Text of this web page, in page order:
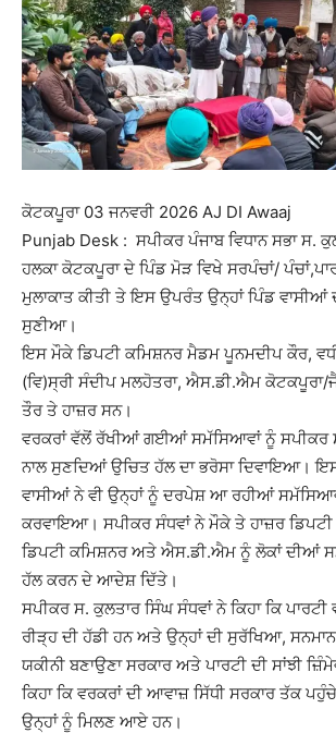
ਕੋਟਕਪੂਰਾ 03 ਜਨਵਰੀ 2026 AJ DI Awaaj
Punjab Desk : ਸਪੀਕਰ ਪੰਜਾਬ ਵਿਧਾਨ ਸਭਾ ਸ.
ਹਲਕਾ ਕੋਟਕਪੂਰਾ ਦੇ ਪਿੰਡ ਮੋੜ ਵਿਖੇ ਸਰਪੰਚਾਂ/
ਮੁਲਾਕਾਤ ਕੀਤੀ ਤੇ ਇਸ ਉਪਰੰਤ ਉਨ੍ਹਾਂ ਪਿੰਡ ਵਾਸੀਆਂ
ਸੁਣੀਆ।
ਇਸ ਮੌਕੇ ਡਿਪਟੀ ਕਮਿਸ਼ਨਰ ਮੈਡਮ ਪੂਨਮਦੀਪ ਕੌਰ,
(ਵਿ)ਸ੍ਰੀ ਸੰਦੀਪ ਮਲਹੋਤਰਾ, ਐਸ.ਡੀ.ਐਮ ਕੋਟਕਪੂਰਾ/
ਤੌਰ ਤੇ ਹਾਜ਼ਰ ਸਨ।
ਵਰਕਰਾਂ ਵੱਲੋਂ ਰੱਖੀਆਂ ਗਈਆਂ ਸਮੱਸਿਆਵਾਂ ਨੂੰ ਸਪੀਕਰ
ਨਾਲ ਸੁਣਦਿਆਂ ਉਚਿਤ ਹੱਲ ਦਾ ਭਰੋਸਾ ਦਿਵਾਇਆ।
ਵਾਸੀਆਂ ਨੇ ਵੀ ਉਨ੍ਹਾਂ ਨੂੰ ਦਰਪੇਸ਼ ਆ ਰਹੀਆਂ
ਕਰਵਾਇਆ। ਸਪੀਕਰ ਸੰਧਵਾਂ ਨੇ ਮੌਕੇ ਤੇ ਹਾਜ਼ਰ
ਡਿਪਟੀ ਕਮਿਸ਼ਨਰ ਅਤੇ ਐਸ.ਡੀ.ਐਮ ਨੂੰ ਲੋਕਾਂ ਦੀਆਂ
ਹੱਲ ਕਰਨ ਦੇ ਆਦੇਸ਼ ਦਿੱਤੇ।
ਸਪੀਕਰ ਸ. ਕੁਲਤਾਰ ਸਿੰਘ ਸੰਧਵਾਂ ਨੇ ਕਿਹਾ ਕਿ ਪਾਰਟੀ
ਰੀੜ੍ਹ ਦੀ ਹੱਡੀ ਹਨ ਅਤੇ ਉਨ੍ਹਾਂ ਦੀ ਸੁਰੱਖਿਆ,
ਯਕੀਨੀ ਬਣਾਉਣਾ ਸਰਕਾਰ ਅਤੇ ਪਾਰਟੀ ਦੀ ਸਾਂਝੀ
ਕਿਹਾ ਕਿ ਵਰਕਰਾਂ ਦੀ ਆਵਾਜ਼ ਸਿੱਧੀ ਸਰਕਾਰ ਤੱਕ
ਉਨ੍ਹਾਂ ਨੂੰ ਮਿਲਣ ਆਏ ਹਨ।